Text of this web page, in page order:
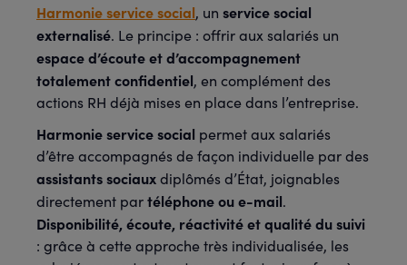
Harmonie service social, un service social
externalisé. Le principe : offrir aux salariés un
espace d’écoute et d’accompagnement
totalement confidentiel, en complément des
actions RH déjà mises en place dans l’entreprise.
Harmonie service social permet aux salariés
d’être accompagnés de façon individuelle par des
assistants sociauxdiplômés d’État, joignables
directement partéléphone ou e-mail.
Disponibilité, écoute, réactivité et qualité du suivi
: grâce à cette approche très individualisée, les